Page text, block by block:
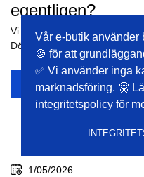
Vår e-butik använder
🍪 för att
✅ Vi använder inga
marknadsföring. 🤗
integritetspolicy för
egentligen?
Vi kör tillfälligt en röd
Dörrglans, därför...
LÄS MER
1/05/2026